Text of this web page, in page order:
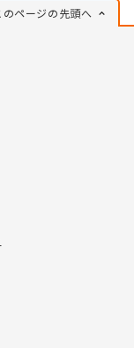
のページの先頭へ